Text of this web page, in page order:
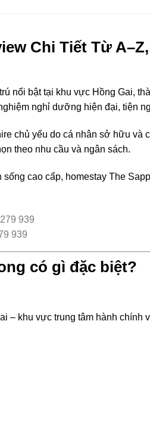
Chi Tiết Từ
nổi bật tại khu vực Hồng Gai,
nghỉ dưỡng hiện đại, tiện
chủ yếu do cá nhân sở hữu
theo nhu cầu và ngân sách.
cao cấp, homestay The
939
có gì đặc biệt?
khu vực trung tâm hành chính